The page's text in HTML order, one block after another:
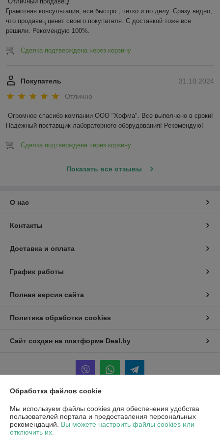
Грамотная консультация, все быстро , четко и по делу. Сразу видно,
что продавец ценит своего покупателя. С доставкой тоже все
решили. Рекомендую 100%.
Сделка подтверждена через корзину
31.10.2024
Покупатель
Отлично
Огромное спасибо компании ООО "Хофма". Все выполнено в сроки!
Надежный поставщик лабораторного оборудования! Рекомендую!
Сделка подтверждена через корзину
Показать все отзывы
О нас
Контакты
Доставка и оплата
График работы
Полная версия сайта
Политика обработки cookies
Сайт создан на платформе Deal.by
Информация для покупателя
Юридическое лицо:ООО "ХОФМА"
220084, г. Минск, ул. Ф. Скорины 51, оф 302
Обработка файлов cookie
Мы используем файлы cookies для обеспечения удобства
пользователей портала и предоставления персональных
рекомендаций. Вы можете настроить файлы cookies или
отключить их.